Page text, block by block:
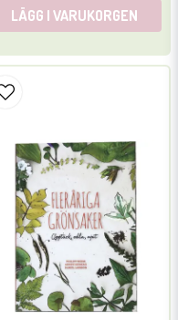
LÄGG I VARUKORGEN